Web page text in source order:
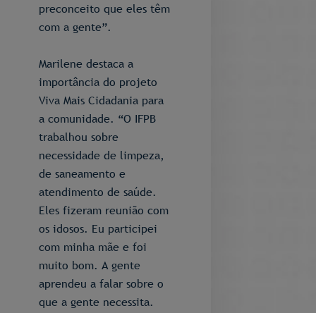
preconceito que eles têm
com a gente”.
Marilene destaca a
importância do projeto
Viva Mais Cidadania para
a comunidade. “O IFPB
trabalhou sobre
necessidade de limpeza,
de saneamento e
atendimento de saúde.
Eles fizeram reunião com
os idosos. Eu participei
com minha mãe e foi
muito bom. A gente
aprendeu a falar sobre o
que a gente necessita.